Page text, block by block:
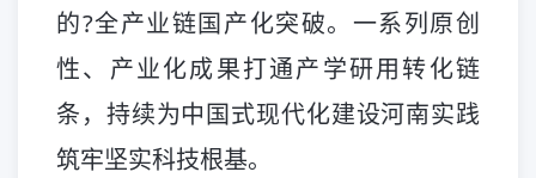
的?全产业链国产化突破。一系列原创
性、产业化成果打通产学研用转化链
条，持续为中国式现代化建设河南实践
筑牢坚实科技根基。